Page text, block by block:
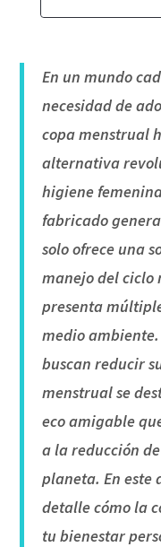
En un mundo
necesidad de
copa menstrual
alternativa
higiene
fabricado
solo ofrece una
manejo del ciclo
presenta
medio
buscan reducir
menstrual se
eco amigable
a la reducción
planeta. En este
detalle cómo la
tu bienestar